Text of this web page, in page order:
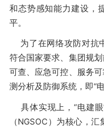
和态势感知能力建设，
平。
为了在网络攻防对抗
符合国家要求、集团规
可查、应急可控、服务
测分析及防御系统，即“电
具体实现上，“电建眼
（NGSOC）为核心，